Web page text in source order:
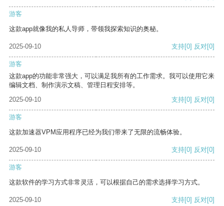
游客
这款app就像我的私人导师，带领我探索知识的奥秘。
2025-09-10 支持[0] 反对[0]
游客
这款app的功能非常强大，可以满足我所有的工作需求。我可以使用它来
编辑文档、制作演示文稿、管理日程安排等。
2025-09-10
支持[0] 反对[0]
游客
这款加速器VPM应用程序已经为我们带来了无限的流畅体验。
2025-09-10 支持[0] 反对[0]
游客
这款软件的学习方式非常灵活，可以根据自己的需求选择学习方式。
2025-09-10 支持[0] 反对[0]